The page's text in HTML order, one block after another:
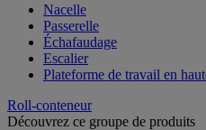
Nacelle
Passerelle
Échafaudage
Escalier
Plateforme de travail en
Roll-conteneur
Découvrez ce groupe de produits